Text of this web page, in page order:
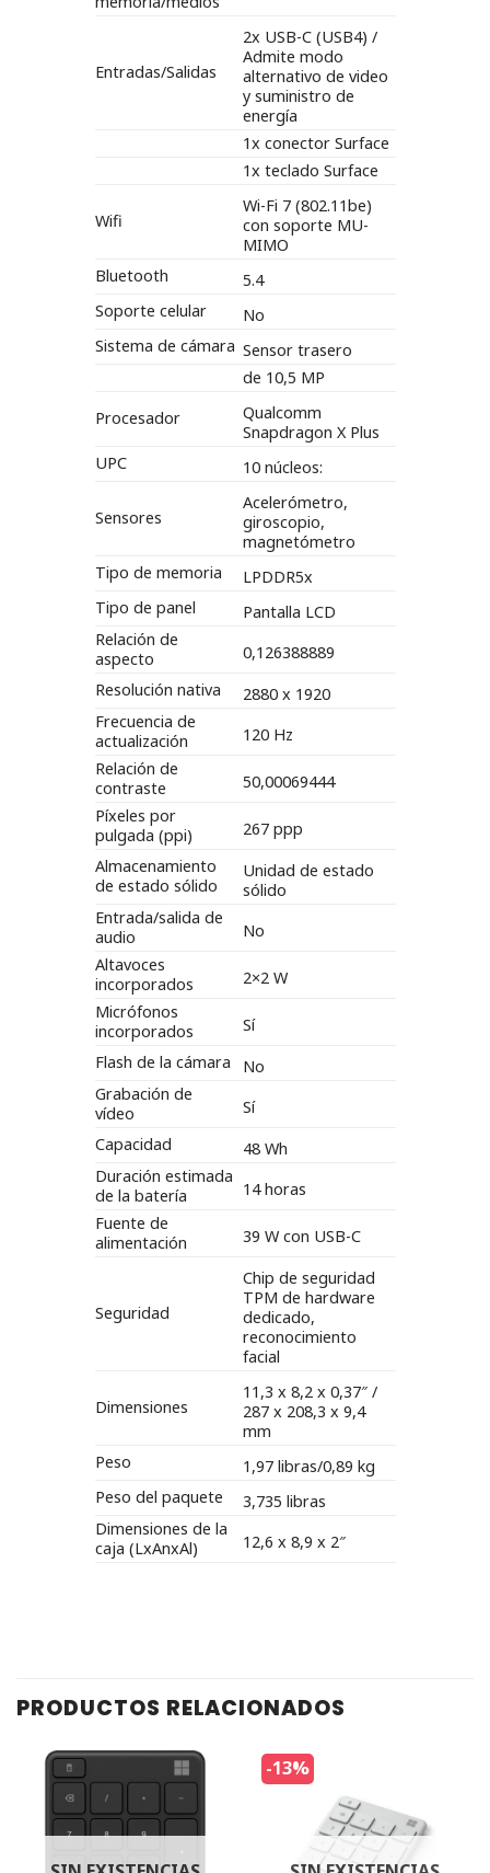
Entradas/Salidas
2x USB-C (USB4) /
Admite modo
alternativo de video
y suministro de
energía
1x conector Surface
1x teclado Surface
Wifi
Wi-Fi 7 (802.11be)
con soporte MU-
MIMO
Bluetooth
5.4
Soporte celular
No
Sistema de cámara Sensor trasero
de 10,5 MP
Procesador
Qualcomm
Snapdragon X Plus
UPC
10 núcleos:
Sensores
Acelerómetro,
giroscopio,
magnetómetro
Tipo de memoria
LPDDR5x
Tipo de panel
Pantalla LCD
Relación de
aspecto
0,126388889
Resolución nativa
2880 x 1920
Frecuencia de
actualización
120 Hz
Relación de
contraste
50,00069444
Píxeles por
pulgada (ppi)
267 ppp
Almacenamiento
de estado sólido
Unidad de estado
sólido
Entrada/salida de
audio
No
Altavoces
incorporados
2×2 W
Micrófonos
incorporados
Sí
Flash de la cámara
No
Grabación de
vídeo
Sí
Capacidad
48 Wh
Duración estimada
de la batería
14 horas
Fuente de
alimentación
39 W con USB-C
Seguridad
Chip de seguridad
TPM de hardware
dedicado,
reconocimiento
facial
Dimensiones
11,3 x 8,2 x 0,37″ /
287 x 208,3 x 9,4
mm
Peso
1,97 libras/0,89 kg
Peso del paquete
3,735 libras
Dimensiones de la
caja (LxAnxAl)
12,6 x 8,9 x 2″
PRODUCTOS RELACIONADOS
-13%